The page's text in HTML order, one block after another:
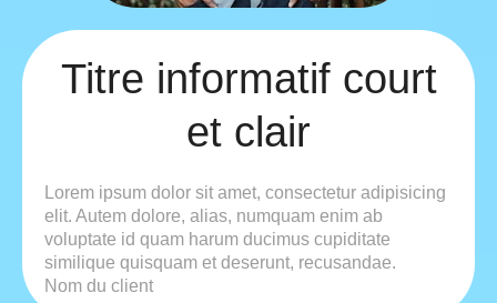
Titre informatif court
et clair
Lorem ipsum dolor sit amet, consectetur adipisicing
elit. Autem dolore, alias, numquam enim ab
voluptate id quam harum ducimus cupiditate
similique quisquam et deserunt, recusandae.
Nom du client